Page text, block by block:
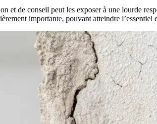
de conseil peut les exposer à une lourde
importante, pouvant atteindre